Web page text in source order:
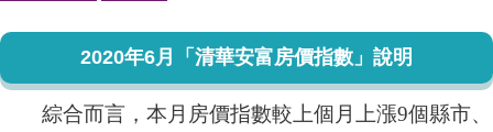
2020年6月「清華安富房價指數」說明
綜合而言，本月房價指數較上個月上漲9個縣市、